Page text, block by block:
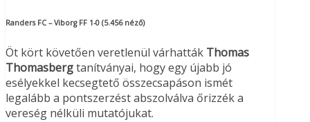
Randers FC – Viborg FF 1-0 (5.456 néző)
Öt kört követően veretlenül várhatták Thomas
Thomasbergtanítványai, hogy egy újabb jó
esélyekkel kecsegtető összecsapáson ismét
legalább a pontszerzést abszolválva őrizzék a
vereség nélküli mutatójukat.